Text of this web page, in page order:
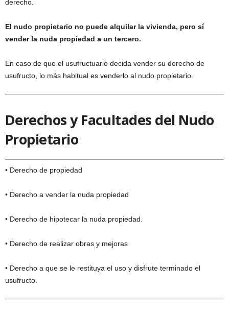
derecho.
El nudo propietario no puede alquilar la vivienda, pero sí
vender la nuda propiedad a un tercero.
En caso de que el usufructuario decida vender su derecho de
usufructo, lo más habitual es venderlo al nudo propietario.
Derechos y Facultades del Nudo
Propietario
• Derecho de propiedad
• Derecho a vender la nuda propiedad
• Derecho de hipotecar la nuda propiedad.
• Derecho de realizar obras y mejoras
• Derecho a que se le restituya el uso y disfrute terminado el
usufructo.